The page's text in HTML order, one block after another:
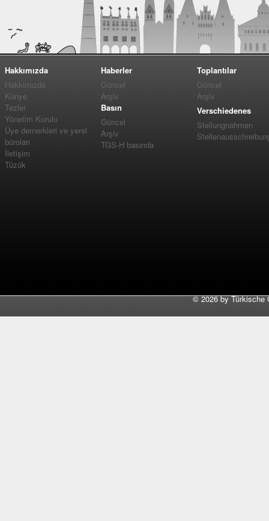
Hakkımızda
Hakkımızda
Künye
Tezler
Yönetim Kurulu
Üye dernerkleri ve yerel
büroları
İletişim
Tüzük
Haberler
Güncel
Arşiv
Basın
Güncel
Arşiv
TGS-H basında
Toplantılar
Güncel
Arşiv
Verschiedenes
Stellungnahmen
©2026 by Türkische